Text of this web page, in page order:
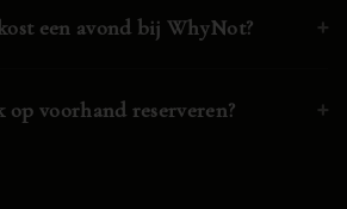
een avond bij WhyNot? +
op voorhand reserveren? +